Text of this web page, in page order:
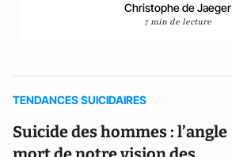
Christophe de Jaeger
7 min de lecture
TENDANCES SUICIDAIRES
Suicide des hommes : l’angle